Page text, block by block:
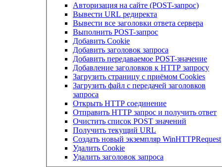
Авторизация на сайте (POST-запрос)
Вывести URL редиректа
Вывести все заголовки ответа сервера
Выполнить POST-запрос
Добавить Cookie
Добавить заголовок запроса
Добавить передаваемое POST-значение
Добавление заголовков к HTTP запросу
Загрузить страницу с приёмом Cookies
Загрузить файл с передачей заголовков
запроса
Открыть HTTP соединение
Отправить HTTP запрос и получить ответ
Очистить список POST значений
Получить текущий URL
Создать новый экземпляр WinHTTPRequest
Удалить Cookie
Удалить заголовок запроса